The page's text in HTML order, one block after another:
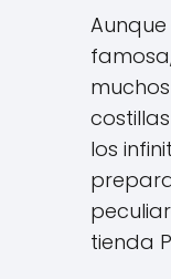
los
tienda